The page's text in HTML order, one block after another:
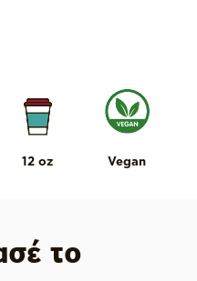
12 oz Vegan
το